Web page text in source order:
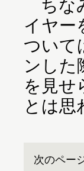
ちな
イヤー
ついて
ンした
を見せ
とは思
次のペー